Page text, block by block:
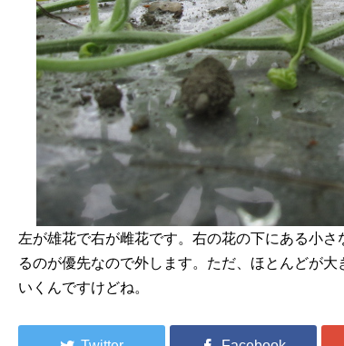
左が雄花で右が雌花です。右の花の下にある小
るのが優先なので外します。ただ、ほとんどが
いくんですけどね。